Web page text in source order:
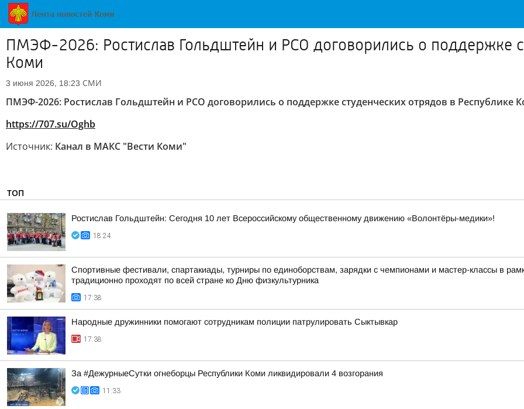
ПМЭФ-2026: Ростислав Гольдштейн и РСО договорились о поддержке
Коми
3 июня 2026, 18:23 СМИ
ПМЭФ-2026: Ростислав Гольдштейн и РСО договорились о поддержке студенческих отрядов в Республике
https://707.su/Oghb
Источник: Канал в МАКС "Вести Коми"
ТОП
Ростислав Гольдштейн: Сегодня 10 лет Всероссийскому общественному движению «Волонтёры-медики»!
18:24
Спортивные фестивали, спартакиады, турниры по единоборствам, зарядки с чемпионами и мастер-классы в
традиционно проходят по всей стране ко Дню физкультурника
17:38
Народные дружинники помогают сотрудникам полиции патрулировать Сыктывкар
17:38
За #ДежурныеСутки огнеборцы Республики Коми ликвидировали 4 возгорания
11:33